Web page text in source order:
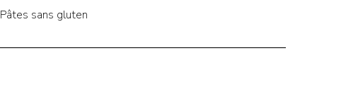
Pâtes sans gluten